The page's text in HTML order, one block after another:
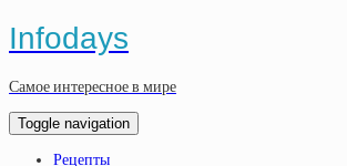
Infodays
Самое интересное в мире
Toggle navigation
Рецепты